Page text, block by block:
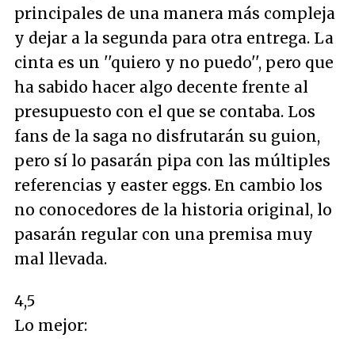
principales de una manera más compleja
y dejar a la segunda para otra entrega. La
cinta es un ''quiero y no puedo'', pero que
ha sabido hacer algo decente frente al
presupuesto con el que se contaba. Los
fans de la saga no disfrutarán su guion,
pero sí lo pasarán pipa con las múltiples
referencias y easter eggs. En cambio los
no conocedores de la historia original, lo
pasarán regular con una premisa muy
mal llevada.
4,5
Lo mejor: